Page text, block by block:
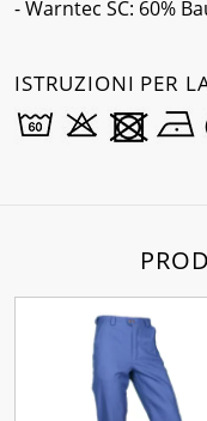
- Warntec SC: 60%
ISTRUZIONI PER